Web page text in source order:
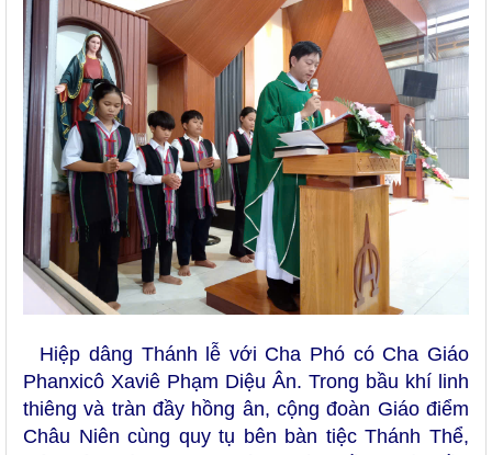
Hiệp dâng Thánh lễ với Cha Phó có Cha Giáo
Phanxicô Xaviê Phạm Diệu Ân. Trong bầu khí linh
thiêng và tràn đầy hồng ân, cộng đoàn Giáo điểm
Châu Niên cùng quy tụ bên bàn tiệc Thánh Thể,